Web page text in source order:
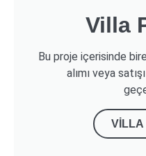
Villa
Bu proje içerisinde
alımı veya
VILLA